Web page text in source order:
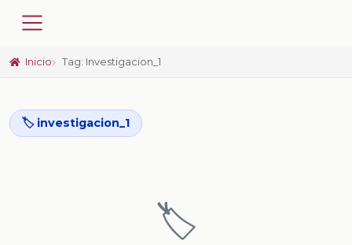
Inicio Tag: Investigacion_1
🏷️ investigacion_1
🏷️